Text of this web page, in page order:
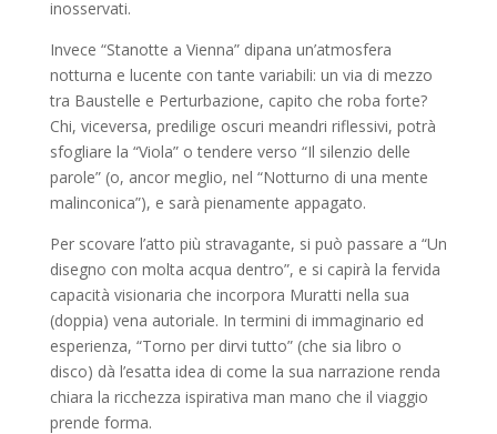
inosservati.
Invece “Stanotte a Vienna” dipana un’atmosfera
notturna e lucente con tante variabili: un via di mezzo
tra Baustelle e Perturbazione, capito che roba forte?
Chi, viceversa, predilige oscuri meandri riflessivi, potrà
sfogliare la “Viola” o tendere verso “Il silenzio delle
parole” (o, ancor meglio, nel “Notturno di una mente
malinconica”), e sarà pienamente appagato.
Per scovare l’atto più stravagante, si può passare a “Un
disegno con molta acqua dentro”, e si capirà la fervida
capacità visionaria che incorpora Muratti nella sua
(doppia) vena autoriale. In termini di immaginario ed
esperienza, “Torno per dirvi tutto” (che sia libro o
disco) dà l’esatta idea di come la sua narrazione renda
chiara la ricchezza ispirativa man mano che il viaggio
prende forma.